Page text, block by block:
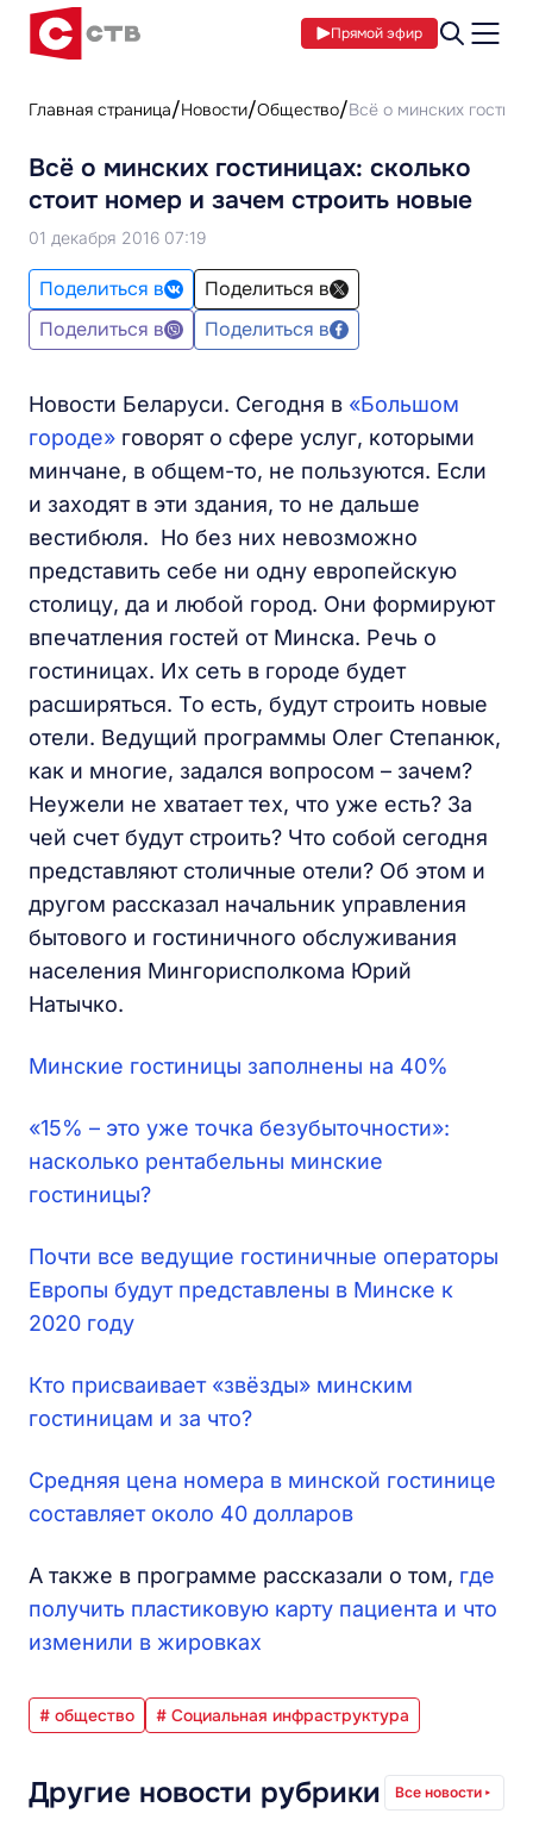
Прямой эфир
Главная страница Новости Общество Всё о минских
Всё о минских гостиницах: сколько
стоит номер и зачем строить новые
01 декабря 2016 07:19
Поделиться в
Поделиться в
Поделиться в
Поделиться в
Новости Беларуси. Сегодня в «Большом
городе» говорят о сфере услуг, которыми
минчане, в общем-то, не пользуются. Если
и заходят в эти здания, то не дальше
вестибюля. Но без них невозможно
представить себе ни одну европейскую
столицу, да и любой город. Они формируют
впечатления гостей от Минска. Речь о
гостиницах. Их сеть в городе будет
расширяться. То есть, будут строить новые
отели. Ведущий программы Олег Степанюк,
как и многие, задался вопросом – зачем?
Неужели не хватает тех, что уже есть? За
чей счет будут строить? Что собой сегодня
представляют столичные отели? Об этом и
другом рассказал начальник управления
бытового и гостиничного обслуживания
населения Мингорисполкома Юрий
Натычко.
Минские гостиницы заполнены на 40%
«15% – это уже точка безубыточности»:
насколько рентабельны минские
гостиницы?
Почти все ведущие гостиничные операторы
Европы будут представлены в Минске к
2020 году
Кто присваивает «звёзды» минским
гостиницам и за что?
Средняя цена номера в минской гостинице
составляет около 40 долларов
А также в программе рассказали о том, где
получить пластиковую карту пациента и что
изменили в жировках
# общество # Социальная инфраструктура
Другие новости рубрики Все новости